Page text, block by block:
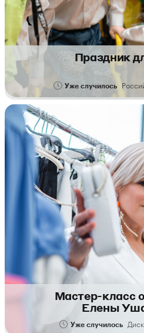
Праздник
Уже случилось
Мастер-класс
Елены
Уже случилось